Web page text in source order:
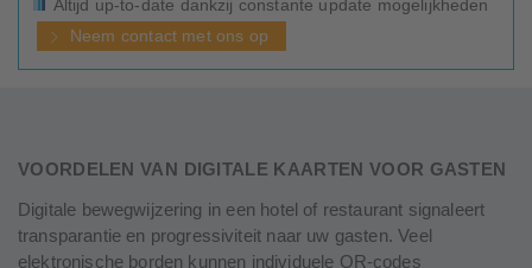
Altijd up-to-date dankzij constante update mogelijkheden
Neem contact met ons op
VOORDELEN VAN DIGITALE KAARTEN VOOR GASTEN
Digitale bewegwijzering in een hotel of restaurant signaleert
transparantie en progressiviteit naar uw gasten. Veel
elektronische borden kunnen individuele QR-codes